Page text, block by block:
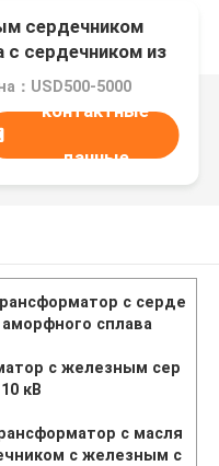
сердечником
сердечником из
：USD500-5000
контактные
данные
с серде
сплава
с железным сер
кВ
с масля
с железным с